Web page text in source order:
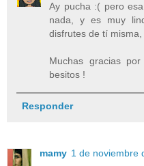
Ay pucha :( pero
nada, y es muy
disfrutes de tí
Muchas gracias
besitos !
Responder
mamy 1 de noviembre